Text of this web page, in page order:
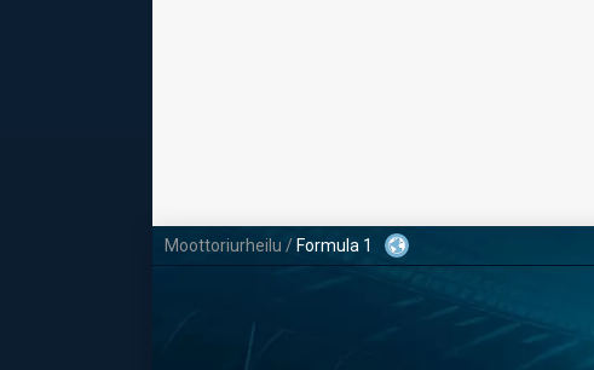
Moottoriurheilu / Formula 1